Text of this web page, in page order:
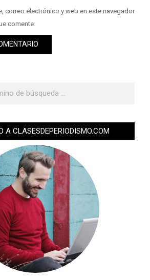
correo electrónico y web en este navegador
comente.
A CLASESDEPERIODISMO.COM